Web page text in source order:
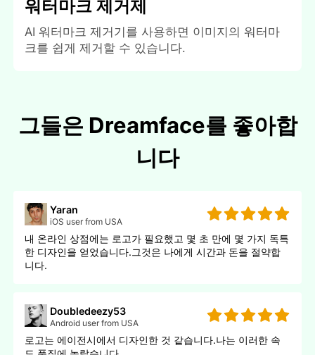
워터마크 제거제
AI 워터마크 제거기를 사용하면 이미지의 워터마
크를 쉽게 제거할 수 있습니다.
그들은 Dreamface를 좋아합
니다
Yaran
iOS user from USA
내 온라인 상점에는 로고가 필요했고 몇 초 만에 몇 가지 독특
한 디자인을 얻었습니다.그것은 나에게 시간과 돈을 절약합
니다.
Doubledeezy53
Android user from USA
로고는 에이전시에서 디자인한 것 같습니다.나는 이러한 속